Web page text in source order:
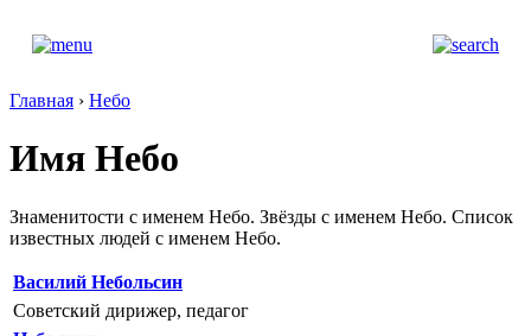
Главная › Небо
Имя Небо
Знаменитости с именем Небо. Звёзды с именем Небо. Список
известных людей с именем Небо.
Василий Небольсин
Советский дирижер, педагог